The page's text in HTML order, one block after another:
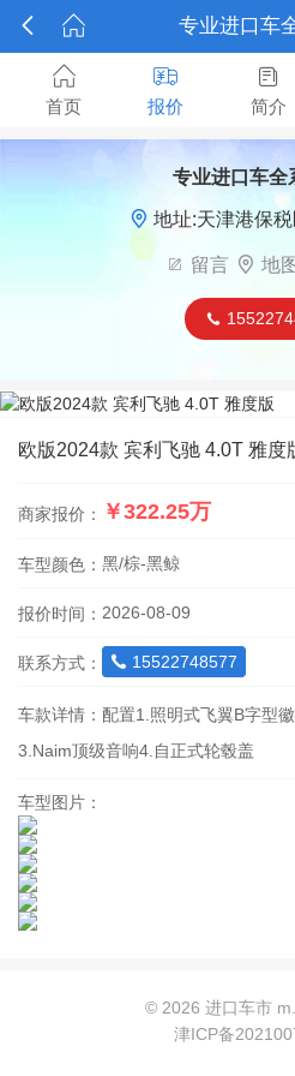
 

首页

报价

简介
专业进口车全
 地址:天津港保
 留言  地图

欧版2024款 宾利飞驰 4.0T 雅度
商家报价： ￥322.25万
车型颜色： 黑/棕-黑鲸
报价时间： 2026-08-09
联系方式：  15522748577
车款详情： 配置1.照明式飞翼B字型
3.Naim顶级音响4.自正式轮毂盖
车型图片：
© 2026 进口车市
津ICP备